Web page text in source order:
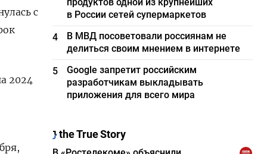
с
2024
в России сетей супермаркетов
4
В МВД посоветовали россиянам не
делиться своим мнением в интернете
5
Google запретит российским
разработчикам выкладывать
приложения для всего мира